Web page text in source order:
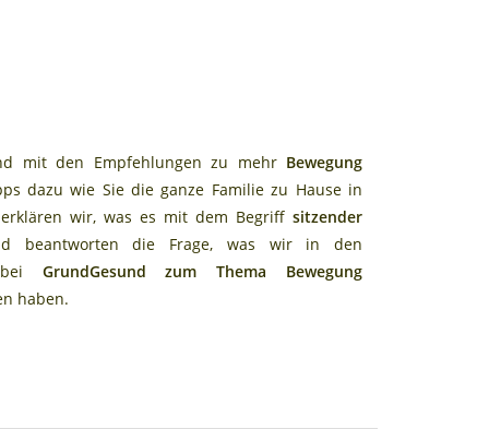
mit den Empfehlungen zu mehr Bewegung
dazu wie Sie die ganze Familie zu Hause in
wir, was es mit dem Begriff sitzender
die Frage, was wir in den
bei GrundGesund zum Thema Bewegung
haben.